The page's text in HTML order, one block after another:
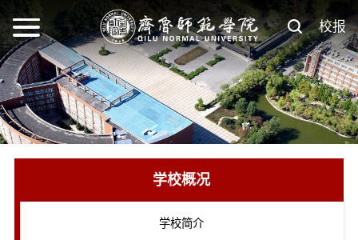
校报
学校概况
学校简介